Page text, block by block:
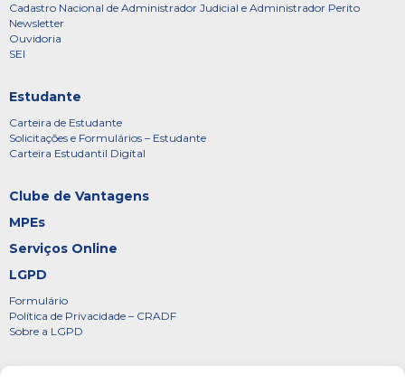
Cadastro Nacional de Administrador Judicial e Administrador Perito
Newsletter
Ouvidoria
SEI
Estudante
Carteira de Estudante
Solicitações e Formulários – Estudante
Carteira Estudantil Digital
Clube de Vantagens
MPEs
Serviços Online
LGPD
Formulário
Política de Privacidade – CRADF
Sobre a LGPD